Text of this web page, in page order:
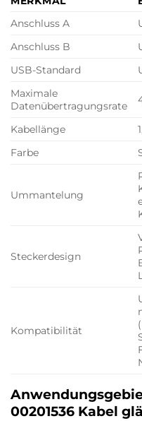
Anschluss A
Anschluss B
USB-Standard
Maximale
Datenübertragungsrate
Kabellänge
Farbe
Ummantelung
Steckerdesign
Kompatibilität
00201536 Kabel